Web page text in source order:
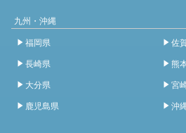
九州・沖縄
福岡県
佐
長崎県
熊
大分県
宮
鹿児島県
沖